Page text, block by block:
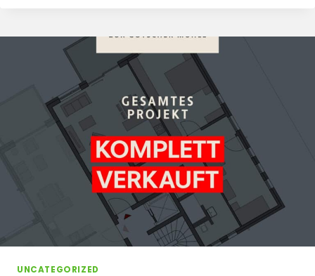
MÜHLE
UNCATEGORIZED